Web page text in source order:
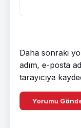
Daha sonraki
adım, e-posta
tarayıcıya